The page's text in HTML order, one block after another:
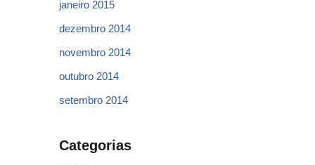
janeiro 2015
dezembro 2014
novembro 2014
outubro 2014
setembro 2014
Categorias